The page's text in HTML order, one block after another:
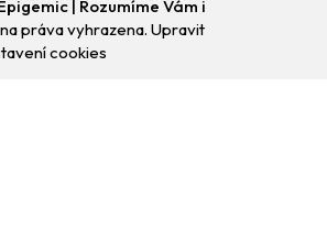
| Rozumíme Vám i
práva vyhrazena. Upravit
cookies